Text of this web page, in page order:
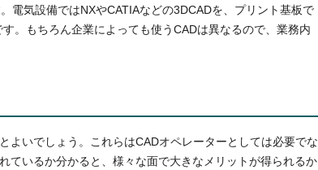
電気設備ではNXやCATIAなどの3DCADを、プリント基板で
。もちろん企業によっても使うCADは異なるので、業務内
よいでしょう。これらはCADオペレーターとしては必要でな
ているか分かると、様々な面で大きなメリットが得られるか